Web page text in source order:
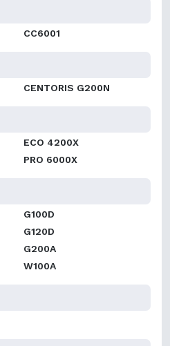
CC6001
CENTORIS G200N
ECO 4200X
PRO 6000X
G100D
G120D
G200A
W100A